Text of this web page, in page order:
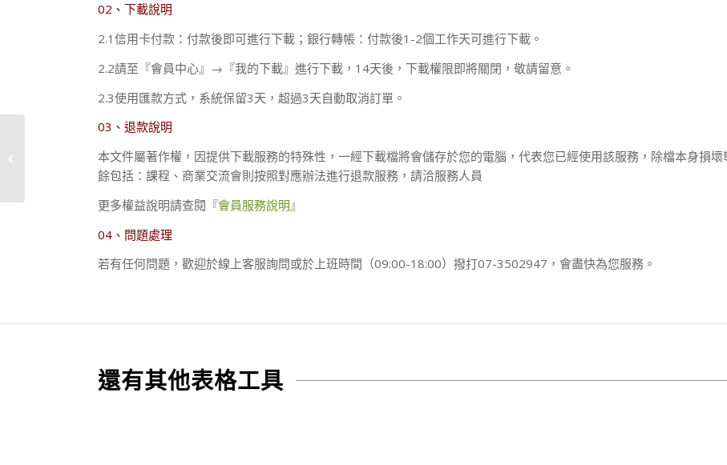
02、下載說明
2.1信用卡付款：付款後即可進行下載；銀行轉帳：付款後1-2個工作天可進行下載。
2.2請至『會員中心』→『我的下載』進行下載，14天後，下載權限即將關閉，敬請留意。
2.3使用匯款方式，系統保留3天，超過3天自動取消訂單。
03、退款說明
本文件屬著作權，因提供下載服務的特殊性，一經下載檔將會儲存於您的電腦，代表您已經使用該服務，除檔本身損
餘包括：課程、商業交流會則按照對應辦法進行退款服務，請洽服務人員
更多權益說明請查閱『會員服務說明 』
04、問題處理
若有任何問題，歡迎於線上客服詢問或於上班時間（09:00-18:00）撥打07-3502947，會盡快為您服務。
還有其他表格工具
企業文化定義說明與流